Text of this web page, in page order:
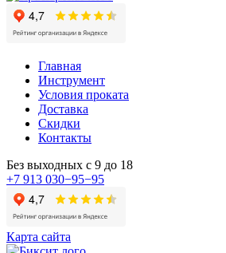
Главная
Инструмент
Условия проката
Доставка
Скидки
Контакты
Без выходных с 9 до 18
+7 913 030−95−95
Карта сайта